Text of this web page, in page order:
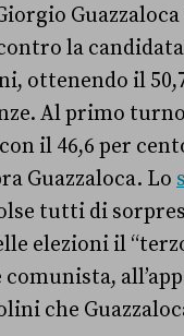
la candidata
ottenendo il
Al primo
il 46,6 per
Guazzaloca. Lo
tutti di
elezioni il
che